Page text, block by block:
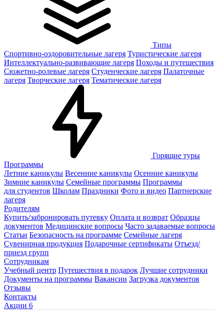
Типы
Спортивно-оздоровительные лагеря Туристические лагеря
Интеллектуально-развивающие лагеря Походы и путешествия
Сюжетно-ролевые лагеря Студенческие лагеря Палаточные
лагеря Творческие лагеря Тематические лагеря
Горящие туры
Программы
Летние каникулы Весенние каникулы Осенние каникулы
Зимние каникулы Семейные программы Программы
для студентов Школам Праздники Фото и видео Партнерские
лагеря
Родителям
Купить/забронировать путевку Оплата и возврат Образцы
документов Медицинские вопросы Часто задаваемые вопросы
Статьи Безопасность на программе Семейные лагеря
Сувенирная продукция Подарочные сертификаты Отъезд/
приезд групп
Сотрудникам
Учебный центр Путешествия в подарок Лучшие сотрудники
Документы на программы Вакансии Загрузка документов
Отзывы
Контакты
Акции 6